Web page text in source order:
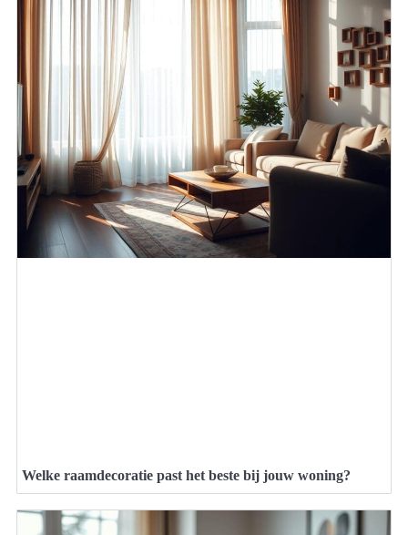
Welke raamdecoratie past het beste bij jouw woning?